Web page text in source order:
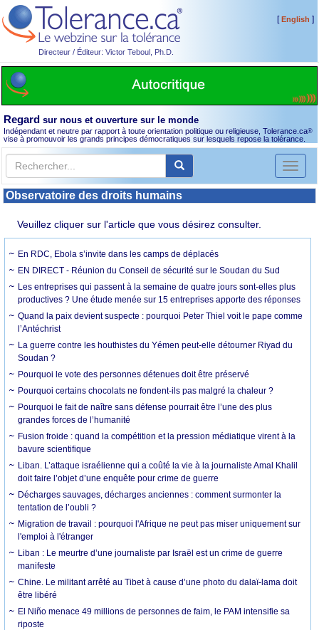
Directeur / Éditeur: Victor Teboul, Ph.D.
[English ]
Regard sur nous et ouverture sur le monde
Indépendant et neutre par rapport à toute orientation politique ou religieuse, Tolerance.ca®
vise à promouvoir les grands principes démocratiques sur lesquels repose la tolérance.
Toggle
Observatoire des droits humains
Veuillez cliquer sur l'article que vous désirez consulter.
En RDC, Ebola s’invite dans les camps de déplacés
EN DIRECT - Réunion du Conseil de sécurité sur le Soudan du Sud
Les entreprises qui passent à la semaine de quatre jours sont-elles plus
productives ? Une étude menée sur 15 entreprises apporte des réponses
Quand la paix devient suspecte : pourquoi Peter Thiel voit le pape comme
l’Antéchrist
La guerre contre les houthistes du Yémen peut-elle détourner Riyad du
Soudan ?
Pourquoi le vote des personnes détenues doit être préservé
Pourquoi certains chocolats ne fondent-ils pas malgré la chaleur ?
Pourquoi le fait de naître sans défense pourrait être l’une des plus
grandes forces de l’humanité
Fusion froide : quand la compétition et la pression médiatique virent à la
bavure scientifique
Liban. L’attaque israélienne qui a coûté la vie à la journaliste Amal Khalil
doit faire l’objet d’une enquête pour crime de guerre
Décharges sauvages, décharges anciennes : comment surmonter la
tentation de l’oubli ?
Migration de travail : pourquoi l'Afrique ne peut pas miser uniquement sur
l'emploi à l'étranger
Liban : Le meurtre d’une journaliste par Israël est un crime de guerre
manifeste
Chine. Le militant arrêté au Tibet à cause d’une photo du dalaï-lama doit
être libéré
El Niño menace 49 millions de personnes de faim, le PAM intensifie sa
riposte